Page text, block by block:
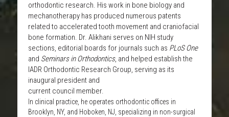
orthodontic research. His work in bone biology and
mechanotherapy has produced numerous patents
related to accelerated tooth movement and craniofacial
bone formation. Dr. Alikhani serves on NIH study
sections, editorial boards for journals such as PLoS One
and Seminars in Orthodontics, and helped establish the
IADR Orthodontic Research Group, serving as its
inaugural president and
current council member.
In clinical practice, he operates orthodontic offices in
Brooklyn, NY, and Hoboken, NJ, specializing in non-surgical